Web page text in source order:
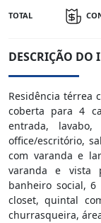
TOTAL
DESCRIÇÃO DO
Residência térrea
coberta para 4
entrada,
office/escritório,
com varanda e
varanda e vista
banheiro social, 6
closet, quintal
churrasqueira,